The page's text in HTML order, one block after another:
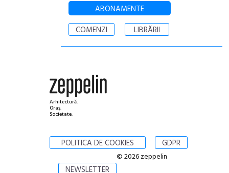
ABONAMENTE
COMENZI
LIBRĂRII
Arhitectură.
Oraș.
Societate.
POLITICA DE COOKIES GDPR
NEWSLETTER
© 2026 zeppelin